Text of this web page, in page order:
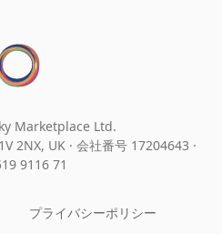
Marketplace Ltd.
2NX, UK · 会社番号 17204643 ·
9116 71
プライバシーポリシー